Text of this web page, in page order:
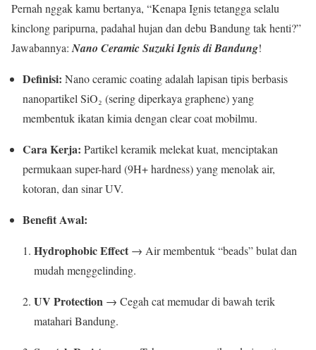
Pernah nggak kamu bertanya, “Kenapa Ignis tetangga selalu
kinclong paripurna, padahal hujan dan debu Bandung tak henti?”
Jawabannya:Nano Ceramic Suzuki Ignis di Bandung!
Definisi: Nano ceramic coating adalah lapisan tipis berbasis
nanopartikel SiO₂ (sering diperkaya graphene) yang
membentuk ikatan kimia dengan clear coat mobilmu.
Cara Kerja: Partikel keramik melekat kuat, menciptakan
permukaan super-hard (9H+ hardness) yang menolak air,
kotoran, dan sinar UV.
Benefit Awal:
Hydrophobic Effect → Air membentuk “beads” bulat dan
mudah menggelinding.
UV Protection → Cegah cat memudar di bawah terik
matahari Bandung.